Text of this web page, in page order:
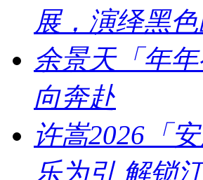
展，演绎黑
余景天「年
向奔赴
许嵩2026「
乐为引 解锁